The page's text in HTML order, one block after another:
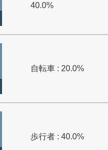
40.0%
自転車 : 20.0%
歩行者 : 40.0%